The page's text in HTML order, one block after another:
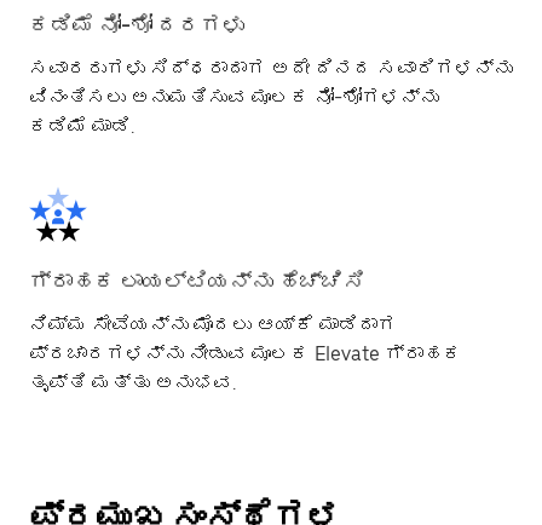
ಕಡಿಮೆ ನೋ-ಶೋ ದರಗಳು
ಸವಾರರುಗಳು ಸಿದ್ಧರಾದಾಗ ಅದೇ ದಿನದ ಸವಾರಿಗಳನ್ನು
ವಿನಂತಿಸಲು ಅನುಮತಿಸುವ ಮೂಲಕ ನೋ-ಶೋಗಳನ್ನು
ಕಡಿಮೆ ಮಾಡಿ.
ಗ್ರಾಹಕ ಲಾಯಲ್ಟಿಯನ್ನು ಹೆಚ್ಚಿಸಿ
ನಿಮ್ಮ ಸೇವೆಯನ್ನು ಮೊದಲು ಆಯ್ಕೆ ಮಾಡಿದಾಗ
ಪ್ರಚಾರಗಳನ್ನು ನೀಡುವ ಮೂಲಕ Elevate ಗ್ರಾಹಕ
ತೃಪ್ತಿ ಮತ್ತು ಅನುಭವ.
ಪ್ರಮುಖ ಸಂಸ್ಥೆಗಳ